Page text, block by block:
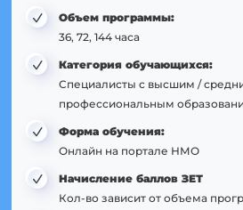
Объем программы:
36, 72, 144 часа
Категория обучающихся:
Специалисты с высшим /
профессиональным
Форма обучения:
Онлайн на портале НМО
Начисление баллов ЗЕТ
Кол-во зависит от объема